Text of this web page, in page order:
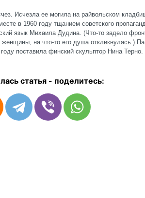
Исчезла ее могила на райвольском
в 1960 году тщанием советского
язык Михаила Дудина. (Что-то задело
на что-то его душа откликнулась.)
поставила финский скульптор Нина Терно.
статья - поделитесь: